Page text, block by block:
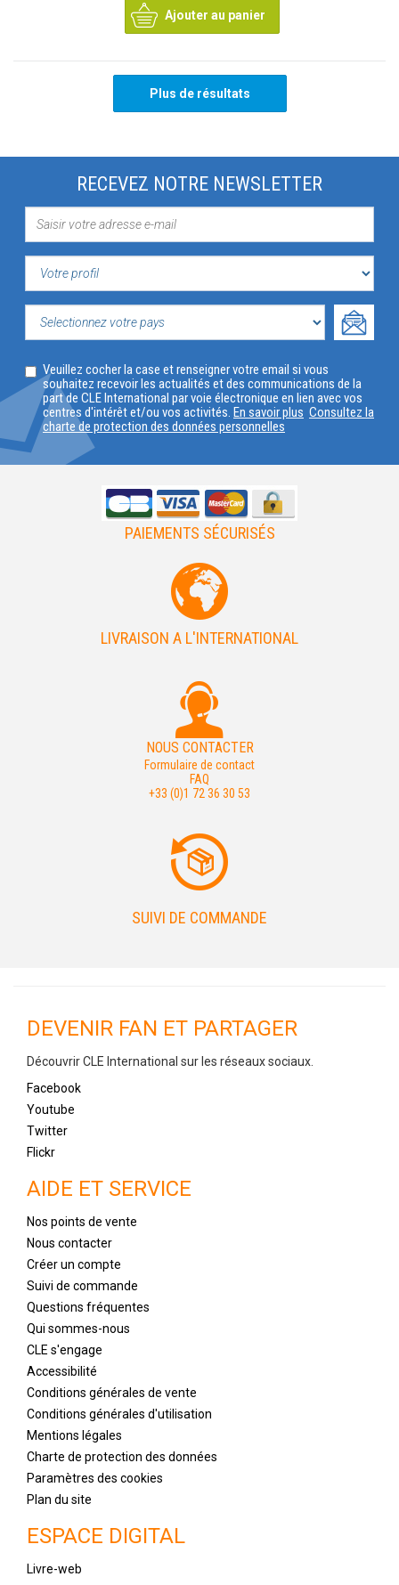
Ajouter au panier
Plus de résultats
RECEVEZ NOTRE NEWSLETTER
VOTRE
PROFIL
VOTRE
PAYS
Veuillez cocher la case et renseigner votre email si vous
souhaitez recevoir les actualités et des communications de la
part de CLE International par voie électronique en lien avec vos
centres d'intérêt et/ou vos activités. En savoir plus Consultez la
charte de protection des données personnelles
PAIEMENTS SÉCURISÉS
LIVRAISON A L'INTERNATIONAL
NOUS CONTACTER
Formulaire de contact
FAQ
+33 (0)1 72 36 30 53
SUIVI DE COMMANDE
DEVENIR FAN ET PARTAGER
Découvrir CLE International sur les réseaux sociaux.
Facebook
Youtube
Twitter
Flickr
AIDE ET SERVICE
Nos points de vente
Nous contacter
Créer un compte
Suivi de commande
Questions fréquentes
Qui sommes-nous
CLE s'engage
Accessibilité
Conditions générales de vente
Conditions générales d'utilisation
Mentions légales
Charte de protection des données
Paramètres des cookies
Plan du site
ESPACE DIGITAL
Livre-web